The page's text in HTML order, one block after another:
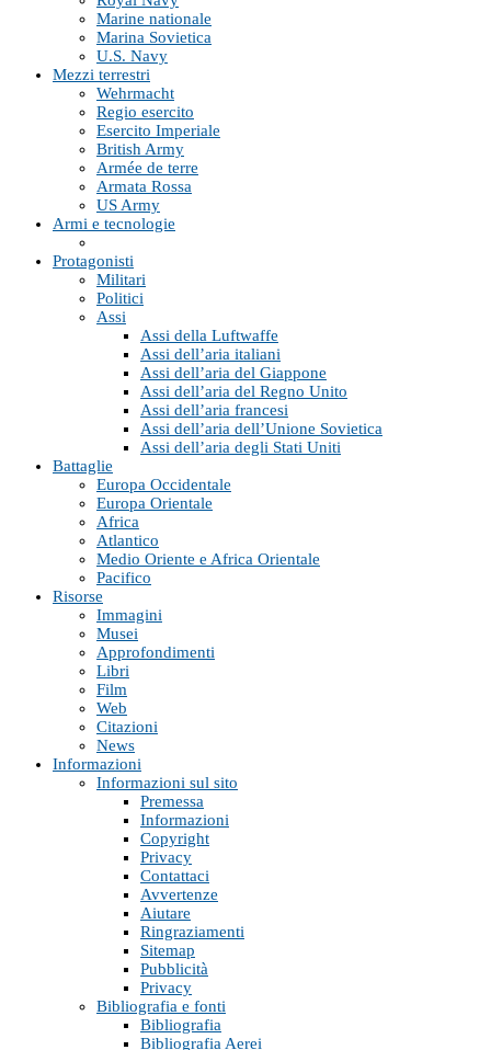
Marine nationale
Marina Sovietica
U.S. Navy
Mezzi terrestri
Wehrmacht
Regio esercito
Esercito Imperiale
British Army
Armée de terre
Armata Rossa
US Army
Armi e tecnologie
Protagonisti
Militari
Politici
Assi
Assi della Luftwaffe
Assi dell’aria italiani
Assi dell’aria del Giappone
Assi dell’aria del Regno Unito
Assi dell’aria francesi
Assi dell’aria dell’Unione Sovietica
Assi dell’aria degli Stati Uniti
Battaglie
Europa Occidentale
Europa Orientale
Africa
Atlantico
Medio Oriente e Africa Orientale
Pacifico
Risorse
Immagini
Musei
Approfondimenti
Libri
Film
Web
Citazioni
News
Informazioni
Informazioni sul sito
Premessa
Informazioni
Copyright
Privacy
Contattaci
Avvertenze
Aiutare
Ringraziamenti
Sitemap
Pubblicità
Privacy
Bibliografia e fonti
Bibliografia
Bibliografia Aerei